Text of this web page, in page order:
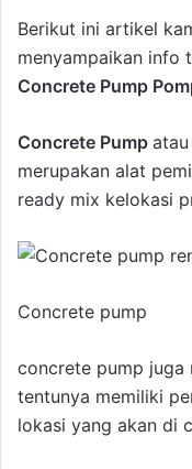
Berikut ini artikel
menyampaikan info
Concrete Pump
Concrete Pump
merupakan alat
ready mix kelokasi
Concrete pump
concrete pump juga
tentunya memiliki
lokasi yang akan di